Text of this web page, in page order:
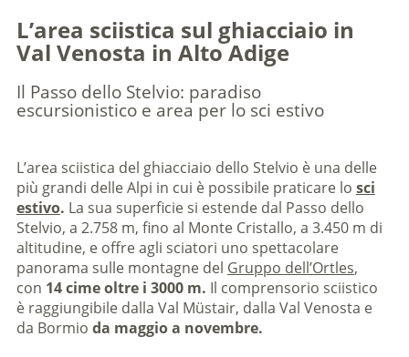
L’area sciistica sul ghiacciaio in
Val Venosta in Alto Adige
Il Passo dello Stelvio: paradiso
escursionistico e area per lo sci estivo
L’area sciistica del ghiacciaio dello Stelvio è una delle
più grandi delle Alpi in cui è possibile praticare lo sci
estivo. La sua superficie si estende dal Passo dello
Stelvio, a 2.758 m, fino al Monte Cristallo, a 3.450 m di
altitudine, e offre agli sciatori uno spettacolare
panorama sulle montagne del Gruppo dell’Ortles,
con 14 cime oltre i 3000 m. Il comprensorio sciistico
è raggiungibile dalla Val Müstair, dalla Val Venosta e
da Bormio da maggio a novembre.